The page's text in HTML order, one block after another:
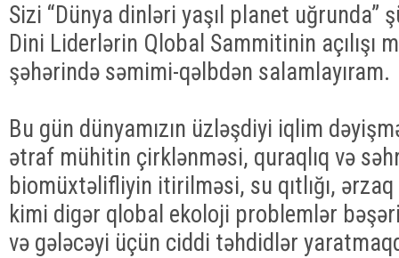
Sizi “Dünya dinləri yaşıl planet uğrunda”
Dini Liderlərin Qlobal Sammitinin açılışı
şəhərində səmimi-qəlbdən salamlayıram.
Bu gün dünyamızın üzləşdiyi iqlim
ətraf mühitin çirklənməsi, quraqlıq və
biomüxtəlifliyin itirilməsi, su qıtlığı, ərzaq
kimi digər qlobal ekoloji problemlər
və gələcəyi üçün ciddi təhdidlər